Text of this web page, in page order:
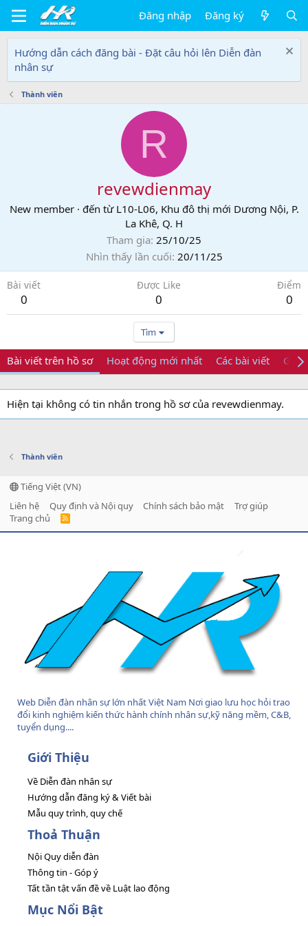
Đăng nhập Đăng ký
Hướng dẫn cách đăng bài - Đặt câu hỏi lên Diễn đàn
nhân sự
Thành viên
R
revewdienmay
New member · đến từ L10-L06, Khu đô thị mới Dương Nội, P.
La Khê, Q. H
Tham gia 25/10/25
Nhìn thấy lần cuối 20/11/25
Bài viết
0
Được Like
0
Điểm
0
Tìm
Bài viết trên hồ sơ Hoạt động mới nhất Các bài viết Giới
Hiện tại không có tin nhắn trong hồ sơ của revewdienmay.
Thành viên
Tiếng Việt (VN)
Liên hệ
Quy định và Nội quy Chính sách bảo mật
Trợ giúp
Trang chủ
R
Web Diễn đàn nhân sự lớn nhất Việt Nam Nơi giao lưu học hỏi trao
đổi kinh nghiệm kiến thức hành chính nhân sự,kỹ năng mềm, C&B,
tuyển dụng....
Giới Thiệu
Về Diễn đàn nhân sự
Hướng dẫn đăng ký & Viết bài
Mẫu quy trình, quy chế
Thoả Thuận
Nội Quy diễn đàn
Thông tin - Góp ý
Tất tần tật vấn đề về Luật lao động
Mục Nổi Bật